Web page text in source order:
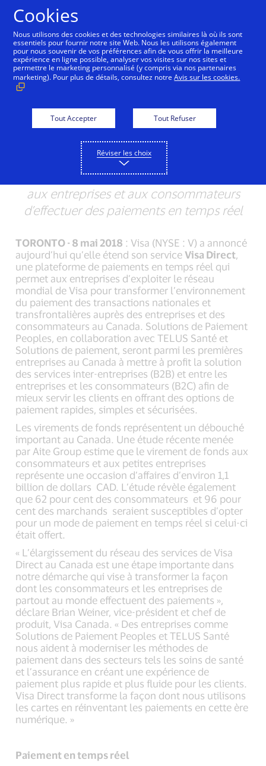
Visa accroît les options
de virement de fonds en
TELUS Santé et Solutions de paiement et
Solutions de Paiement Peoples sont
parmi les premiers à introduire les
options de Visa Direct afin de permettre
aux entreprises et aux consommateurs
d’effectuer des paiements en temps réel
TORONTO - 8 mai 2018 : Visa (NYSE : V) a annoncé
aujourd’hui qu’elle étend son serviceVisa Direct,
une plateforme de paiements en temps réel qui
permet aux entreprises d’exploiter le réseau
mondial de Visa pour transformer l’environnement
du paiement des transactions nationales et
transfrontalières auprès des entreprises et des
consommateurs au Canada. Solutions de Paiement
Peoples, en collaboration avec TELUS Santé et
Solutions de paiement, seront parmi les premières
entreprises au Canada à mettre à profit la solution
des services inter-entreprises (B2B) et entre les
entreprises et les consommateurs (B2C) afin de
mieux servir les clients en offrant des options de
paiement rapides, simples et sécurisées.
Les virements de fonds représentent un débouché
important au Canada. Une étude récente menée
par Aite Group estime que le virement de fonds aux
consommateurs et aux petites entreprises
représente une occasion d’affaires d’environ 1,1
billion de dollars CAD. L’étude révèle également
que 62 pour cent des consommateurs et 96 pour
cent des marchands seraient susceptibles d’opter
pour un mode de paiement en temps réel si celui-ci
était offert.
« L’élargissement du réseau des services de Visa
Direct au Canada est une étape importante dans
notre démarche qui vise à transformer la façon
dont les consommateurs et les entreprises de
partout au monde effectuent des paiements »,
déclare Brian Weiner, vice-président et chef de
produit, Visa Canada. « Des entreprises comme
Solutions de Paiement Peoples et TELUS Santé
nous aident à moderniser les méthodes de
paiement dans des secteurs tels les soins de santé
et l’assurance en créant une expérience de
paiement plus rapide et plus fluide pour les clients.
Visa Direct transforme la façon dont nous utilisons
les cartes en réinventant les paiements en cette ère
numérique. »
Paiement en temps réel
Cookies
Nous utilisons des cookies et des technologies similaires là où ils sont
essentiels pour fournir notre site Web. Nous les utilisons également
pour nous souvenir de vos préférences afin de vous offrir la meilleure
expérience en ligne possible, analyser vos visites sur nos sites et
permettre le marketing personnalisé (y compris via nos partenaires
marketing). Pour plus de détails, consultez notreAvis sur les cookies.
Tout Accepter Tout Refuser
Réviser les choix